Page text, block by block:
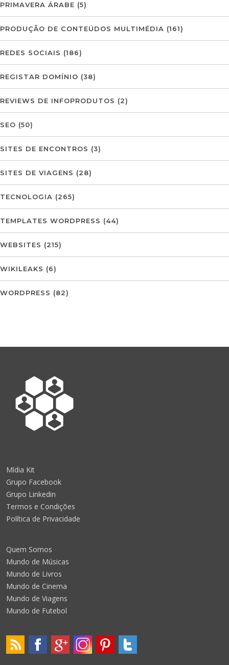
PRIMAVERA ÁRABE (5)
PRODUÇÃO DE CONTEÚDOS MULTIMÉDIA (161)
REDES SOCIAIS (186)
REGISTAR DOMÍNIO (38)
REVIEWS DE INFOPRODUTOS (2)
SEO (50)
SITES DE ENCONTROS (3)
SITES DE VIAGENS (28)
TECNOLOGIA (265)
TEMPLATES WORDPRESS (44)
WEBSITES (215)
WIKILEAKS (6)
WORDPRESS (82)
Mídia Kit
Grupo Facebook
Grupo Linkedin
Termos e Condições
Política de Privacidade
Quem Somos
Mundo de Músicas
Mundo de Livros
Mundo de Cinema
Mundo de Viagens
Mundo de Futebol